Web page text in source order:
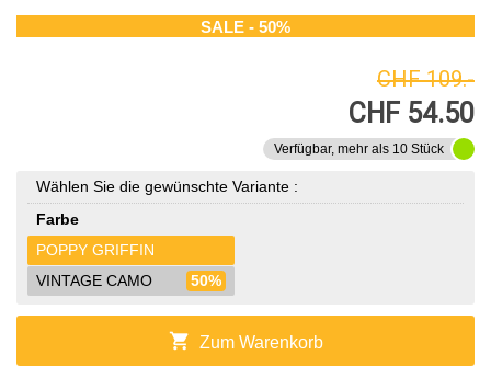
SALE - 50%
CHF 109.-
CHF 54.50
Verfügbar, mehr als 10 Stück
Wählen Sie die gewünschte Variante :
Farbe
POPPY GRIFFIN
VINTAGE CAMO
50%
shopping_cart Zum Warenkorb